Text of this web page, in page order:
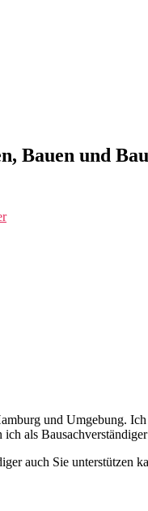
Bauen und
und Umgebung.
als
auch Sie unterstützen